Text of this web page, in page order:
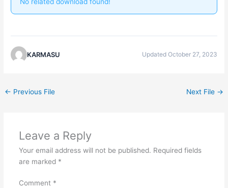
KARMASU Updated October 27, 2023
← Previous File Next File →
Leave a Reply
Your email address will not be published. Required fields
are marked *
Comment *